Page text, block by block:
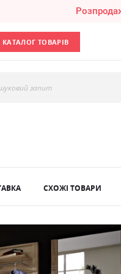
КАТАЛОГ ТОВАРІВ
запит
СХОЖІ ТОВАРИ